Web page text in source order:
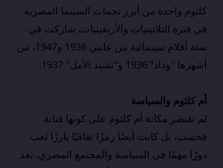
كلثوم واحدة من أبرز نجمات السينما المصرية
في فترة الثلاثينيات والأربعينيات. شاركت في
ستة أفلام سينمائية بين عامي 1936 و1947، من
أشهرها "وداد" 1936 و"نشيد الأمل" 1937.
أم كلثوم والسياسة
لم تقتصر مكانة أم كلثوم على كونها فنانة
فحسب، بل كانت أيضًا رمزًا ثقافيًا بارزًا لعب
دورًا مهمًا في السياسة والمجتمع المصري. بعد